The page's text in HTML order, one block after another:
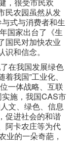
民农园虽然从发
式与消费者和生
国家出台了《生
国民对加快农业
和信念。
在我国发展绿色
我国”工业化、
一体战略、互联
施，我国CAS市
文、绿色、信息
促进社会的和谐
阿卡农庄等为代
业的一朵奇葩，